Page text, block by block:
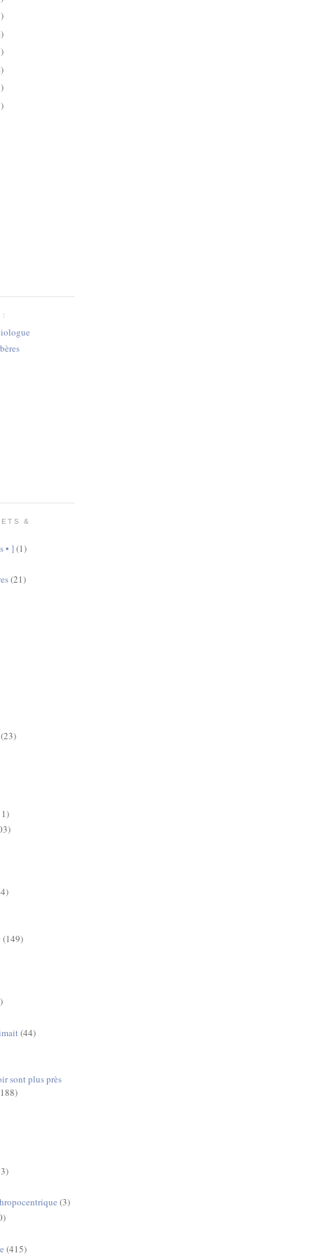
:
&
• ](1)
(21)
(23)
(149)
(44)
sont plus près
(3)
(415)